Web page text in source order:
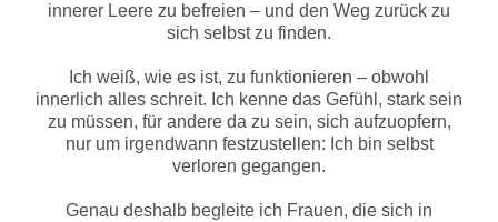
innerer Leere zu befreien – und den Weg zurück zu
sich selbst zu finden.
Ich weiß, wie es ist, zu funktionieren – obwohl
innerlich alles schreit. Ich kenne das Gefühl, stark sein
zu müssen, für andere da zu sein, sich aufzuopfern,
nur um irgendwann festzustellen: Ich bin selbst
verloren gegangen.
Genau deshalb begleite ich Frauen, die sich in